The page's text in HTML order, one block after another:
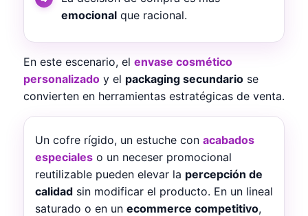
emocional que racional.
En este escenario, el envase cosmético
personalizado y el packaging secundario se
convierten en herramientas estratégicas de venta.
Un cofre rígido, un estuche con acabados
especiales o un neceser promocional
reutilizable pueden elevar la percepción de
calidad sin modificar el producto. En un lineal
saturado o en un ecommerce competitivo,